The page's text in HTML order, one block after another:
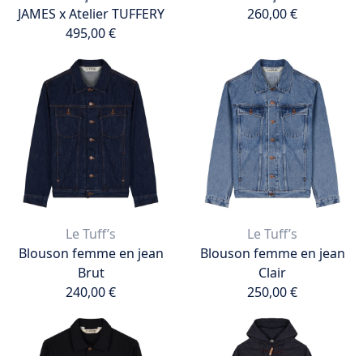
JAMES x Atelier TUFFERY
495,00 €
Ajouter au panier 495,00 €
260,00 €
Le Tuff’s
Blouson femme en jean
Brut
240,00 €
Ajouter au panier 240,00 €
Le Tuff’s
Blouson femme en jean
Clair
250,00 €
Ajouter au panier 250,00 €